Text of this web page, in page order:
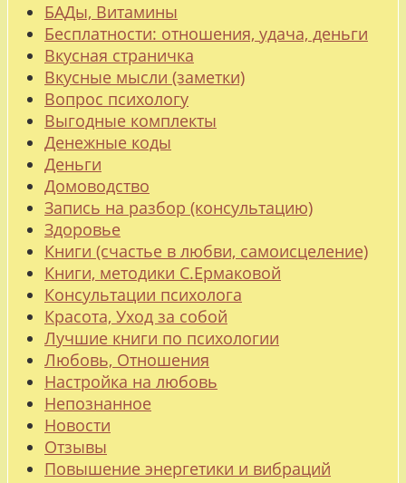
БАДы, Витамины
Бесплатности: отношения, удача, деньги
Вкусная страничка
Вкусные мысли (заметки)
Вопрос психологу
Выгодные комплекты
Денежные коды
Деньги
Домоводство
Запись на разбор (консультацию)
Здоровье
Книги (счастье в любви, самоисцеление)
Книги, методики С.Ермаковой
Консультации психолога
Красота, Уход за собой
Лучшие книги по психологии
Любовь, Отношения
Настройка на любовь
Непознанное
Новости
Отзывы
Повышение энергетики и вибраций